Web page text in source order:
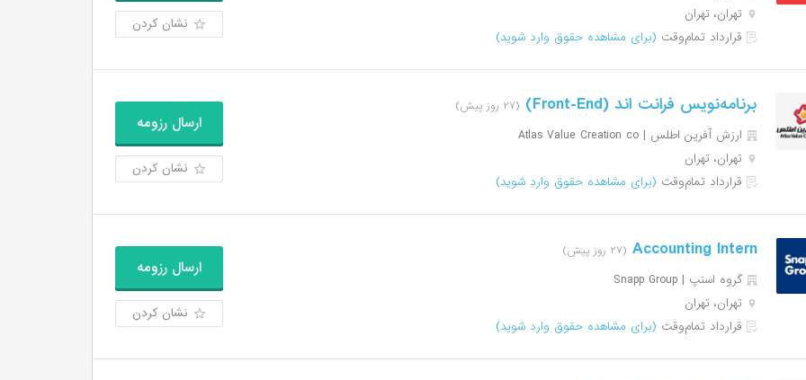
تهران، تهران
قرارداد تمام‌وقت (برای مشاهده حقوق وارد شوید)
نشان کردن
برنامه‌نویس فرانت اند (Front-End) (۲۷ روز پیش)
ارزش آفرین اطلس | Atlas Value Creation co
تهران، تهران
قرارداد تمام‌وقت (برای مشاهده حقوق وارد شوید)
ارسال رزومه
نشان کردن
Accounting Intern (۲۷ روز پیش)
گروه اسنپ | Snapp Group
تهران، تهران
قرارداد تمام‌وقت (برای مشاهده حقوق وارد شوید)
ارسال رزومه
نشان کردن